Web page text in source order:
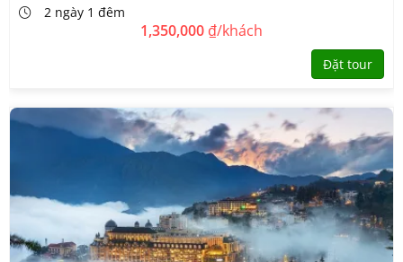
2 ngày 1 đêm
1,350,000 ₫/khách
Đặt tour